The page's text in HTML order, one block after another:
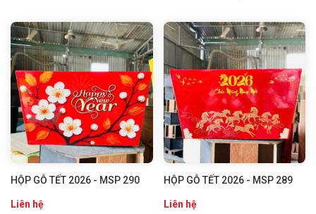
HỘP GỖ TẾT 2026 - MSP 290
Liên hệ
HỘP GỖ TẾT 2026 - MSP 289
Liên hệ